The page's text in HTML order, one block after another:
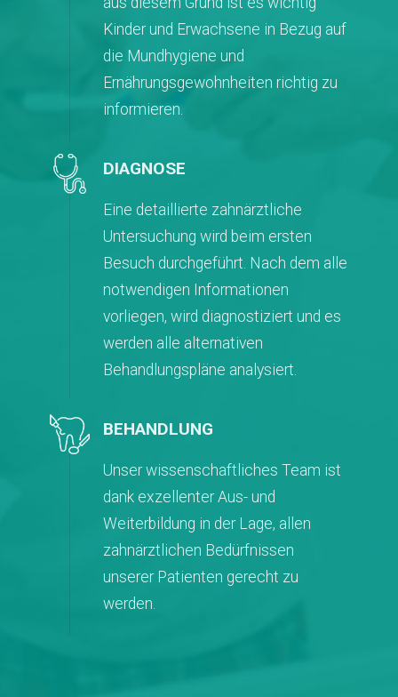
Kinder und Erwachsene in Bezug auf
die Mundhygiene und
Ernährungsgewohnheiten richtig zu
informieren.
DIAGNOSE
Eine detaillierte zahnärztliche
Untersuchung wird beim ersten
Besuch durchgeführt. Nach dem alle
notwendigen Informationen
vorliegen, wird diagnostiziert und es
werden alle alternativen
Behandlungspläne analysiert.
BEHANDLUNG
Unser wissenschaftliches Team ist
dank exzellenter Aus- und
Weiterbildung in der Lage, allen
zahnärztlichen Bedürfnissen
unserer Patienten gerecht zu
werden.